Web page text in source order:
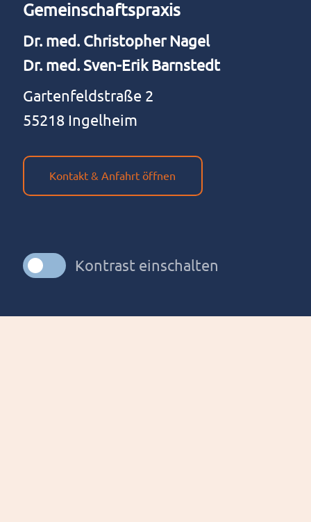
Gemein­schafts­pra­xis
Dr. med. Chris­to­pher Nagel
Dr. med. Sven-Erik Barnstedt
Gar­ten­feld­stra­ße 2
55218 Ingelheim
Kontakt & Anfahrt öffnen
Kontrast einschalten